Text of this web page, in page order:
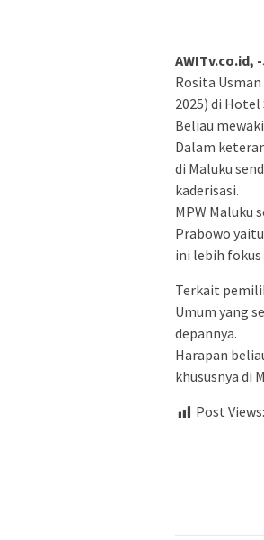
AWITv.co.id,
Rosita
2025) di
Beliau
Dalam
di Maluku
kaderisasi.
MPW Maluku
Prabowo
ini lebih fokus
Terkait
Umum yang
depannya.
Harapan
khususnya di
Post Views: